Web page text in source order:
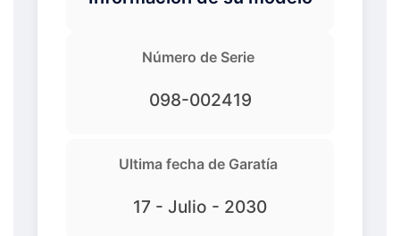
Número de Serie
098-002419
Ultima fecha de Garatía
17 - Julio - 2030